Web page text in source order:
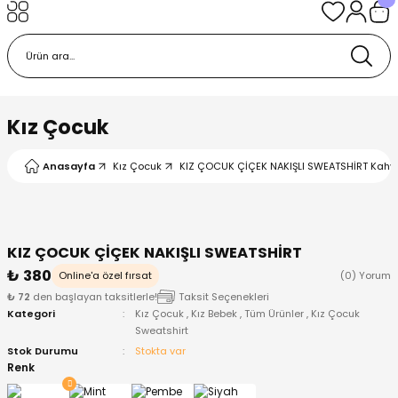
Kız Çocuk
Anasayfa Kız Çocuk KIZ ÇOCUK ÇİÇEK NAKIŞLI SWEATSHİRT
KIZ ÇOCUK ÇİÇEK NAKIŞLI SWEATSHİRT
₺ 380
Online'a özel fırsat
(0) Yorum
₺ 72 den başlayan taksitlerle!
Taksit Seçenekleri
Kategori
Kız Çocuk , Kız Bebek ,Tüm Ürünler , Kız Çocuk
Sweatshirt
Stok Durumu
Stokta var
Renk
Body
Bere ve Eldiven
Body
ve Patik
Çıkışı ve Zıbın Seti
Ürünleri